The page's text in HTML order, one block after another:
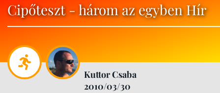
Cipőteszt - három az egyben Hír
Kuttor Csaba
2010/03/30